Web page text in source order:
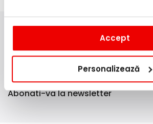
Accept
Personalizează
Abonati-va la newsletter